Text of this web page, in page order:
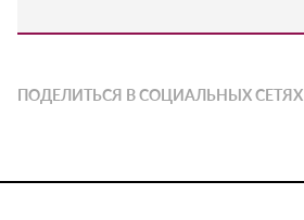
ПОДЕЛИТЬСЯ В СОЦИАЛЬНЫХ СЕТЯХ